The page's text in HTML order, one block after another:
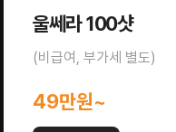
울쎄라 100샷
(비급여, 부가세 별도)
49만원~